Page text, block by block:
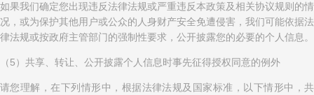
如果我们确定您出现违反法律法规或严重违反本政策及相关协议规则的情
况，或为保护其他用户或公众的人身财产安全免遭侵害，我们可能依据法
律法规或按政府主管部门的强制性要求，公开披露您的必要的个人信息。
（5）共享、转让、公开披露个人信息时事先征得授权同意的例外
请您理解，在下列情形中，根据法律法规及国家标准，以下情形中，共